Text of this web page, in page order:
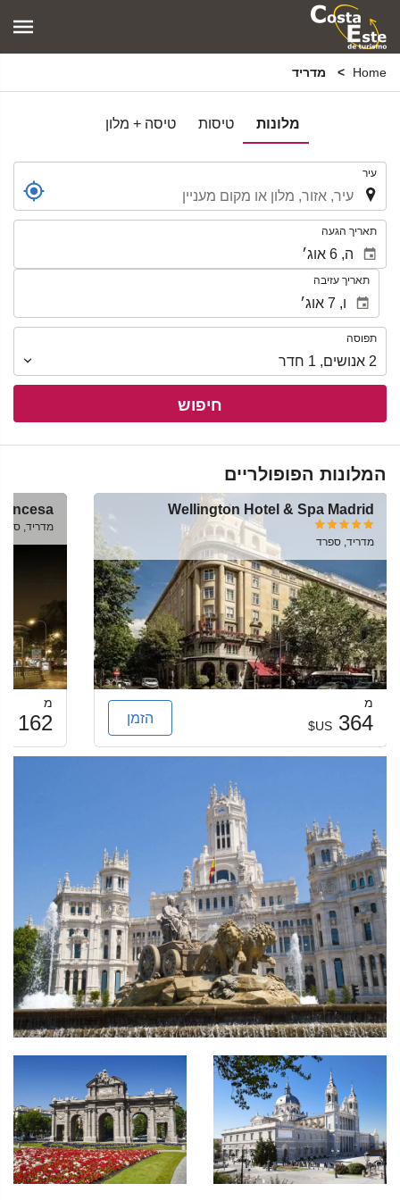
Home מדריד
מלונות טיסות טיסה + מלון
עיר
תאריך הגעה
תאריך עזיבה
תפוסה
תפוסה
2 אנושים,
1 חדר
חיפוש
המלונות הפופולריים
Wellington Hotel & Spa Madrid
מדריד, ספרד
מ
364
US$ הזמן
מדריד,
מ
162